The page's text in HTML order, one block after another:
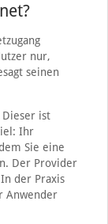
nur,
seinen
ist
Ihr
Sie eine
Der Provider
der Praxis
Anwender